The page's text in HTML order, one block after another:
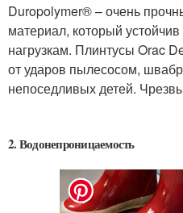
Duropolymer® – очень
материал, который
нагрузкам. Плинтусы Orac
от ударов пылесосом,
непоседливых детей.
2. Водонепроницаемость